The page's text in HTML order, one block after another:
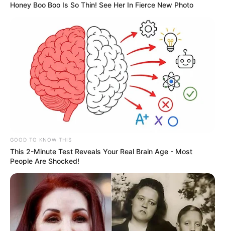
Honey Boo Boo Is So Thin! See Her In Fierce New Photo
GOOD TO KNOW THIS
This 2-Minute Test Reveals Your Real Brain Age - Most
People Are Shocked!